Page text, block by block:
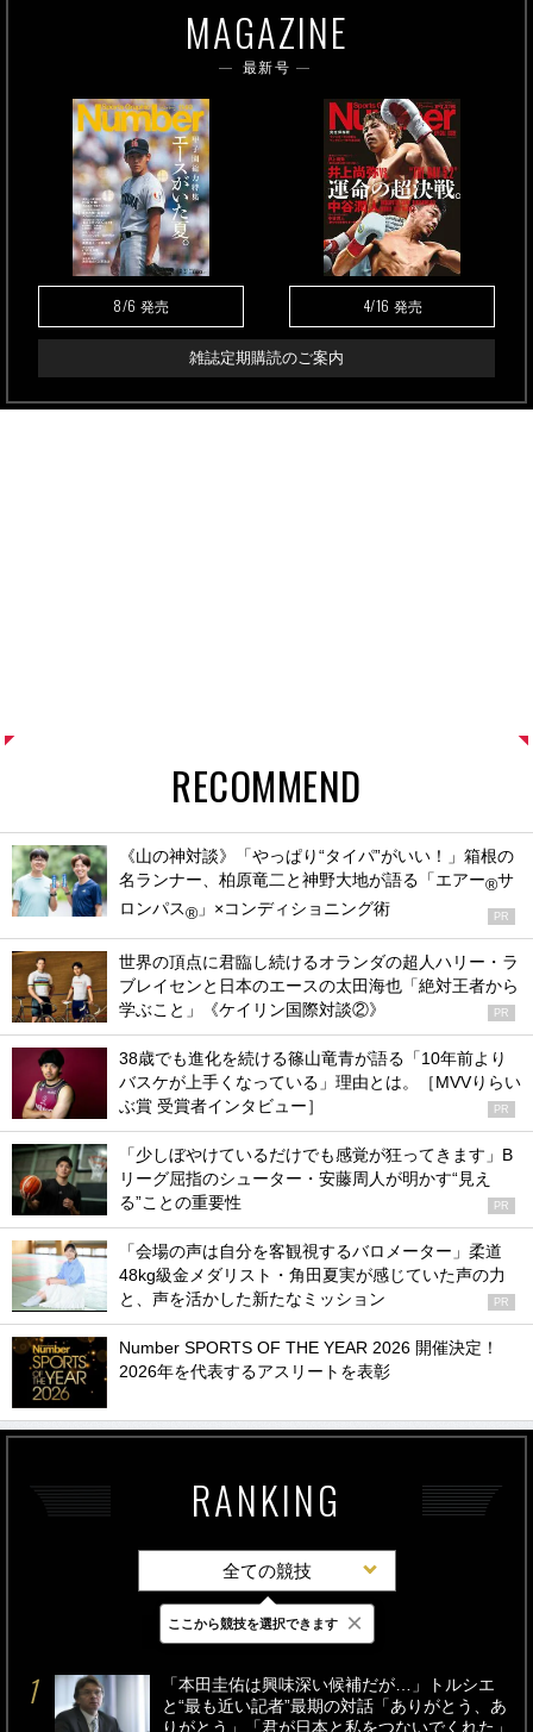
MAGAZINE
最新号
8/6 発売 4/16 発売
雑誌定期購読のご案内
RECOMMEND
《山の神対談》「やっぱり“タイパ”がいい！」箱根の
名ランナー、柏原竜二と神野大地が語る「エアー®サ
ロンパス® 」×コンディショニング術 PR
世界の頂点に君臨し続けるオランダの超人ハリー・ラ
ブレイセンと日本のエースの太田海也「絶対王者から
学ぶこと」《ケイリン国際対談②》
PR
38歳でも進化を続ける篠山竜青が語る「10年前より
バスケが上手くなっている」理由とは。［MVVりらい
ぶ賞 受賞者インタビュー］
PR
「少しぼやけているだけでも感覚が狂ってきます」B
リーグ屈指のシューター・安藤周人が明かす“見え
る”ことの重要性
PR
「会場の声は自分を客観視するバロメーター」柔道
48kg級金メダリスト・角田夏実が感じていた声の力
と、声を活かした新たなミッション
PR
Number SPORTS OF THE YEAR 2026 開催決定！
2026年を代表するアスリートを表彰
RANKING
全ての競技
最新 24時間 週間
「本田圭佑は興味深い候補だが…」トルシエ
と“最も近い記者”最期の対話「ありがとう、あ
りがとう」「君が日本と私をつないでくれた」
ここから競技を選択できます ×